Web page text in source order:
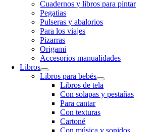
Cuadernos y libros para pintar
Pegatias
Pulseras y abalorios
Para los viajes
Pizarras
Origami
Accesorios manualidades
Libros
Libros para bebés
Libros de tela
Con solapas y pestañas
Para cantar
Con texturas
Cartoné
Con música y sonidos